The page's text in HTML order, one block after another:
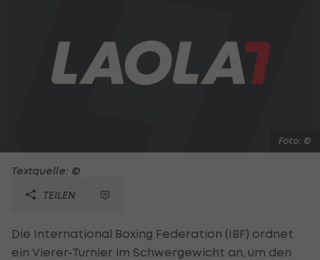
Foto: ©
Textquelle: ©
TEILEN
Die International Boxing Federation (IBF) ordnet
ein Vierer-Turnier im Schwergewicht an, um den